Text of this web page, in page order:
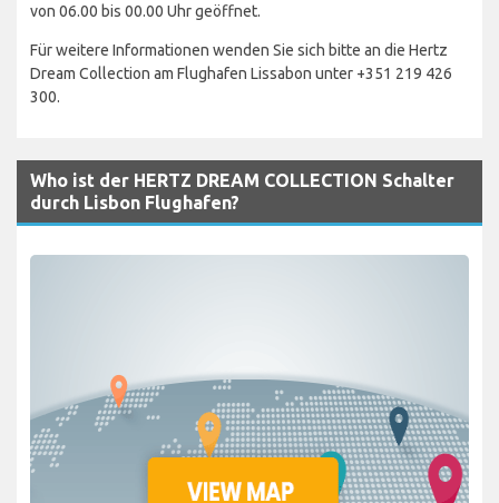
von 06.00 bis 00.00 Uhr geöffnet.
Für weitere Informationen wenden Sie sich bitte an die Hertz
Dream Collection am Flughafen Lissabon unter +351 219 426
300.
Who ist der HERTZ DREAM COLLECTION Schalter
durch Lisbon Flughafen?